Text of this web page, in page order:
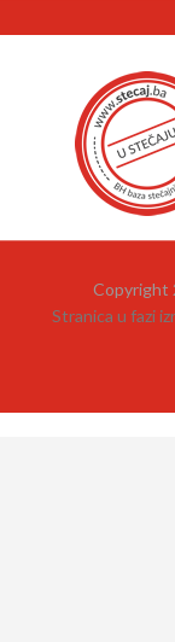
Copyright
Stranica u fazi